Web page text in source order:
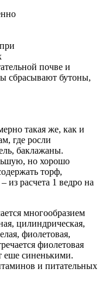
почве и
сбрасывают бутоны,
такая же, как и
где росли
баклажаны.
но хорошо
торф,
из расчета 1 ведро на
многообразием
цилиндрическая,
фиолетовая,
фиолетовая
еше синенькими.
и питательных